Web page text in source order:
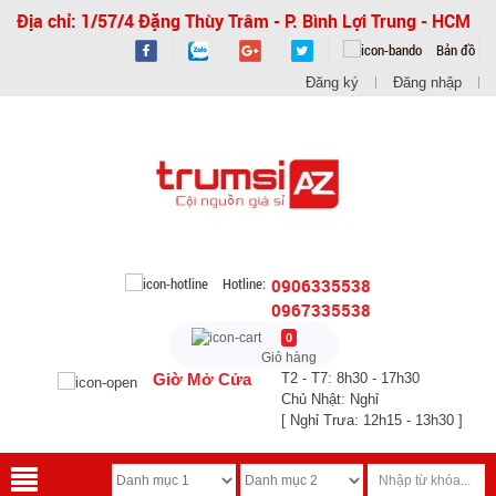
Địa chỉ: 1/57/4 Đặng Thùy Trâm - P. Bình Lợi Trung - HCM
Bản đồ
Đăng ký Đăng nhập
Hotline: 0906335538
0967335538
0
Giỏ hàng
Giờ Mở Cửa
T2 - T7: 8h30 - 17h30
Chủ Nhật: Nghỉ
[ Nghỉ Trưa: 12h15 - 13h30 ]